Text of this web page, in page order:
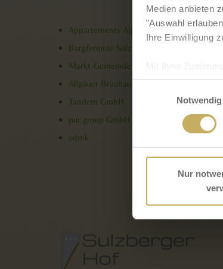
Medien anbieten
"Auswahl
Ihre Einwilligung
Sie gem. Art. 49
diesem Fall ist
zu den auf
Einwilligungsauswahl
Notwendig
Nur
Appartements Alpenwolke
Burgfreunde Sulzberg
Markt-Gemeinde Sulzberg
Allgäuer Brauhaus
Tandem GmbH.
pur group GmbH
edmk